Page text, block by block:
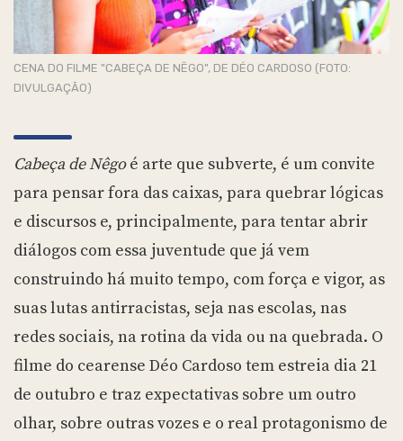
CENA DO FILME "CABEÇA DE NÊGO", DE DÉO CARDOSO (FOTO:
DIVULGAÇÃO)
Cabeça de Nêgoé arte que subverte, é um convite
para pensar fora das caixas, para quebrar lógicas
e discursos e, principalmente, para tentar abrir
diálogos com essa juventude que já vem
construindo há muito tempo, com força e vigor, as
suas lutas antirracistas, seja nas escolas, nas
redes sociais, na rotina da vida ou na quebrada. O
filme do cearense Déo Cardoso tem estreia dia 21
de outubro e traz expectativas sobre um outro
olhar, sobre outras vozes e o real protagonismo de